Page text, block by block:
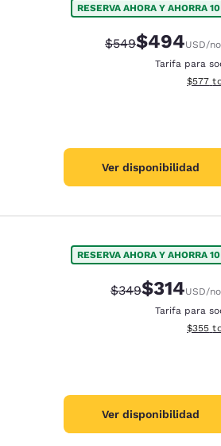
RESERVA AHORA Y AHORRA
Precio tachado:
$549Precio con
$494USD/
Tarifa para
Ver
$577
Ver disponibilidad
RESERVA AHORA Y AHORRA
Precio tachado:
$349Precio con
$314USD/
Tarifa para
Ver
$355
Ver disponibilidad